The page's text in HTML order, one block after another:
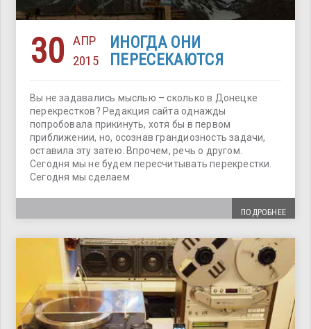
30 АПР
2015
ИНОГДА ОНИ
ПЕРЕСЕКАЮТСЯ
Вы не задавались мыслью – сколько в Донецке
перекрестков? Редакция сайта однажды
попробовала прикинуть, хотя бы в первом
приближении, но, осознав грандиозность задачи,
оставила эту затею. Впрочем, речь о другом.
Сегодня мы не будем пересчитывать перекрестки.
Сегодня мы сделаем
ПОДРОБНЕЕ